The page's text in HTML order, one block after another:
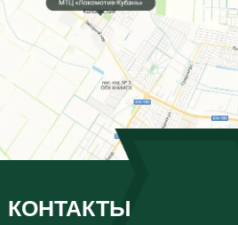
КОНТАКТЫ